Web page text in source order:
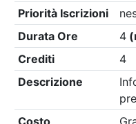
- Ordine:Forlì-Cesena